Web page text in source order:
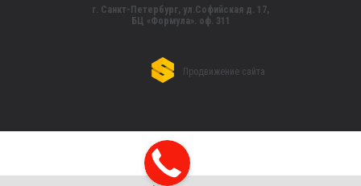
г. Санкт-Петербург, ул.Софийская д. 17,
БЦ «Формула». оф. 311
Продвижение сайта